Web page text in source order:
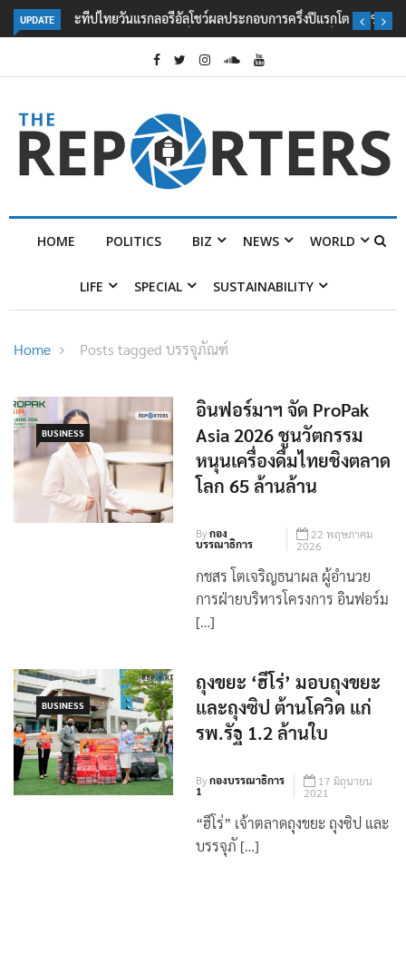
UPDATE
ลอรีอัลโชว์ผลประกอบการครึ่งปีแรกโต 6.5% กวาดรายได้ 2.3 หมื่นล้านยูโร
คว้าไลเซนส์ ‘กุชชี่’ 50 ปี พร้อมส่ง 4 แบรนด์ใหม่บุกตลาดไทย
POLITICS BIZ NEWS WORLD
BUSINESS
อินฟอร์มาฯ จัด ProPak
Asia 2026 ชูนวัตกรรม
หนุนเครื่องดื่มไทยชิงตลาด
โลก 65 ล้านล้าน
Byกอง
บรรณาธิการ
22 พฤษภาคม
2026
กชสร โตเจริญธนาผล ผู้อำนวย
BUSINESS
ถุงขยะ ‘ฮีโร่’ มอบถุงขยะ
และถุงซิป ต้านโควิด แก่
รพ.รัฐ 1.2 ล้านใบ
Byกองบรรณาธิการ
17 มิถุนายน
2021
“ฮีโร่” เจ้าตลาดถุงขยะ ถุงซิป และ